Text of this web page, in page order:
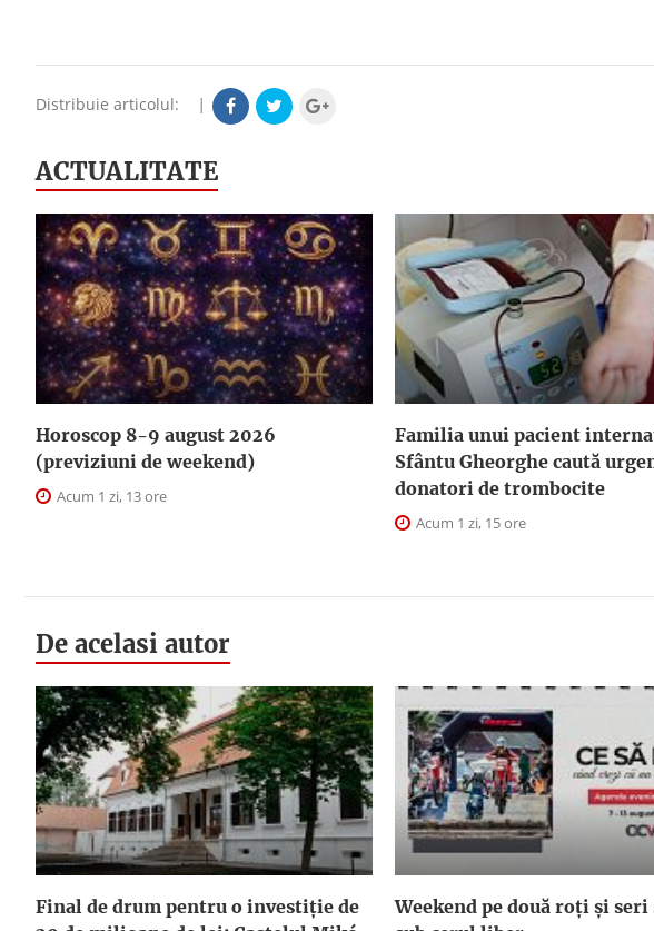
Distribuie articolul: |
ACTUALITATE
Horoscop 8-9 august 2026
(previziuni de weekend)
Acum 1 zi, 13 ore
Familia unui pacient
Sfântu Gheorghe caută
donatori de trombocite
Acum 1 zi, 15 ore
De acelasi autor
Final de drum pentru o investiție de
Weekend pe două roți și seri